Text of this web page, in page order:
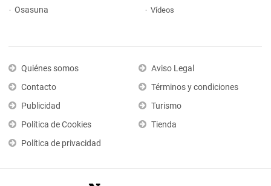
Osasuna
Vídeos
Quiénes somos
Contacto
Publicidad
Política de Cookies
Política de privacidad
Aviso Legal
Términos y condiciones
Turismo
Tienda